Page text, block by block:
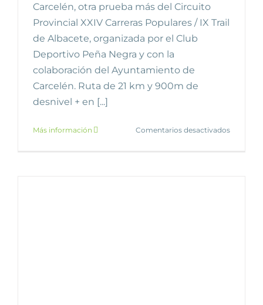
Carcelén, otra prueba más del Circuito
Provincial XXIV Carreras Populares / IX Trail
de Albacete, organizada por el Club
Deportivo Peña Negra y con la
colaboración del Ayuntamiento de
Carcelén. Ruta de 21 km y 900m de
desnivel + en [...]
Más información Comentarios desactivadosen